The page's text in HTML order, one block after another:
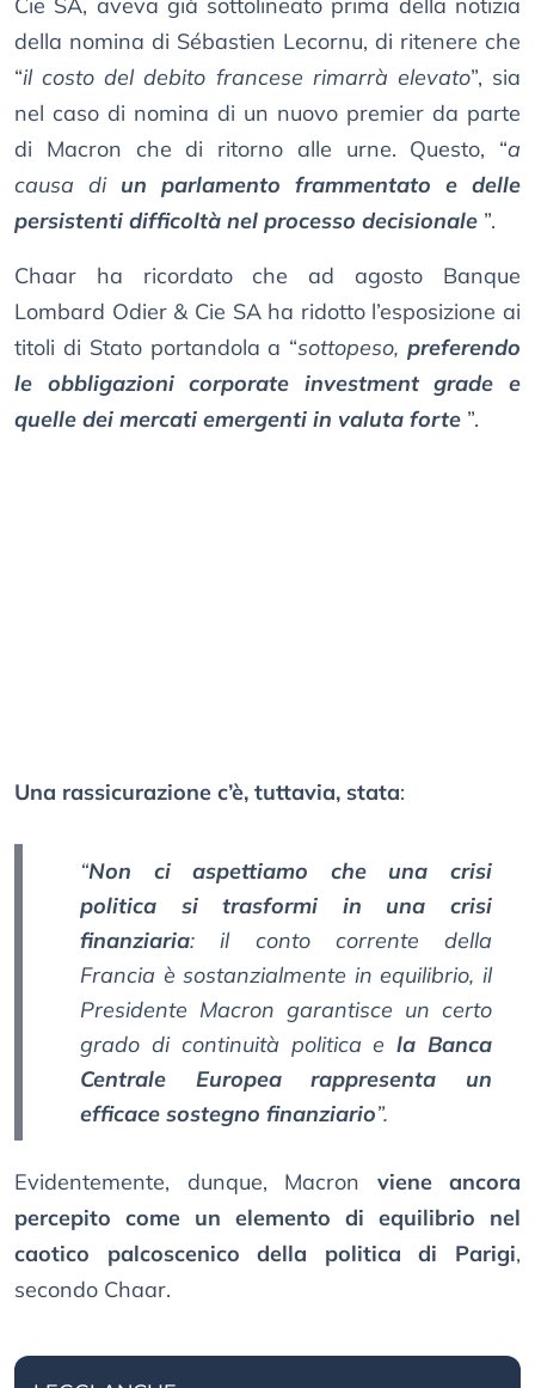
della nomina di Sébastien Lecornu, di ritenere che
“il costo del debito francese rimarrà elevato”, sia
nel caso di nomina di un nuovo premier da parte
di Macron che di ritorno alle urne. Questo, “a
causa di un parlamento frammentato e delle
persistenti difficoltà nel processo decisionale ”.
Chaar ha ricordato che ad agosto Banque
Lombard Odier & Cie SA ha ridotto l’esposizione ai
titoli di Stato portandola a “sottopeso,preferendo
le obbligazioni corporate investment grade e
quelle dei mercati emergenti in valuta forte ”.
Una rassicurazione c’è, tuttavia, stata:
“Non ci aspettiamo che una crisi
politica si trasformi in una crisi
finanziaria: il conto corrente della
Francia è sostanzialmente in equilibrio, il
Presidente Macron garantisce un certo
grado di continuità politica ela Banca
Centrale Europea rappresenta un
efficace sostegno finanziario”.
Evidentemente, dunque, Macron viene ancora
percepito come un elemento di equilibrio nel
caotico palcoscenico della politica di Parigi,
secondo Chaar.